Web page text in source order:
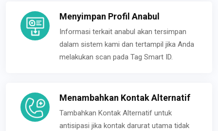
Menyimpan Profil Anabul
Informasi terkait anabul akan tersimpan
dalam sistem kami dan tertampil jika Anda
melakukan scan pada Tag Smart ID.
Menambahkan Kontak Alternatif
Tambahkan Kontak Alternatif untuk
antisipasi jika kontak darurat utama tidak